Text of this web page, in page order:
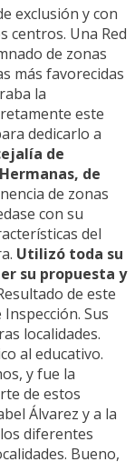
exclusión y con
centros. Una Red
de zonas
más favorecidas
la
este
dedicarlo a
de
de
de zonas
con su
del
Utilizó toda su
su propuesta y
de este
Sus
localidades.
al educativo.
y fue la
de estos
Álvarez y a la
diferentes
Bueno,